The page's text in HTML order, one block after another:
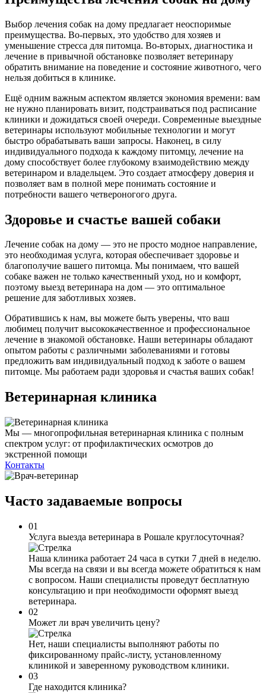
Выбор лечения собак на дому предлагает неоспоримые
преимущества. Во-первых, это удобство для хозяев и
уменьшение стресса для питомца. Во-вторых, диагностика и
лечение в привычной обстановке позволяет ветеринару
обратить внимание на поведение и состояние животного, чего
нельзя добиться в клинике.
Ещё одним важным аспектом является экономия времени: вам
не нужно планировать визит, подстраиваться под расписание
клиники и дожидаться своей очереди. Современные выездные
ветеринары используют мобильные технологии и могут
быстро обрабатывать ваши запросы. Наконец, в силу
индивидуального подхода к каждому питомцу, лечение на
дому способствует более глубокому взаимодействию между
ветеринаром и владельцем. Это создает атмосферу доверия и
позволяет вам в полной мере понимать состояние и
потребности вашего четвероногого друга.
Здоровье и счастье вашей собаки
Лечение собак на дому — это не просто модное направление,
это необходимая услуга, которая обеспечивает здоровье и
благополучие вашего питомца. Мы понимаем, что вашей
собаке важен не только качественный уход, но и комфорт,
поэтому выезд ветеринара на дом — это оптимальное
решение для заботливых хозяев.
Обратившись к нам, вы можете быть уверены, что ваш
любимец получит высококачественное и профессиональное
лечение в знакомой обстановке. Наши ветеринары обладают
опытом работы с различными заболеваниями и готовы
предложить вам индивидуальный подход к заботе о вашем
питомце. Мы работаем ради здоровья и счастья ваших собак!
Ветеринарная клиника
Мы — многопрофильная ветеринарная клиника с полным
спектром услуг: от профилактических осмотров до
экстренной помощи
Контакты
Часто задаваемые вопросы
01
Услуга выезда ветеринара в Рошале круглосуточная?
Наша клиника работает 24 часа в сутки 7 дней в неделю.
Мы всегда на связи и вы всегда можете обратиться к нам
с вопросом. Наши специалисты проведут бесплатную
консультацию и при необходимости оформят выезд
ветеринара.
02
Может ли врач увеличить цену?
Нет, наши специалисты выполняют работы по
фиксированному прайс-листу, установленному
клиникой и заверенному руководством клиники.
03
Где находится клиника?